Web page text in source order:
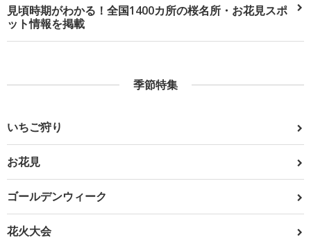
見頃時期がわかる！全国1400カ所の桜名所・お花見スポ
ット情報を掲載
季節特集
いちご狩り
お花見
ゴールデンウィーク
花火大会